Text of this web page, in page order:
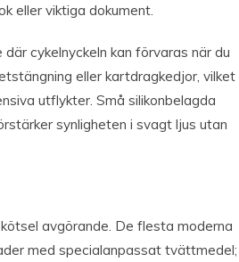
eller viktiga dokument.
cykelnyckeln kan förvaras när du
eller kartdragkedjor, vilket
utflykter. Små silikonbelagda
synligheten i svagt ljus utan
avgörande. De flesta moderna
med specialanpassat tvättmedel;